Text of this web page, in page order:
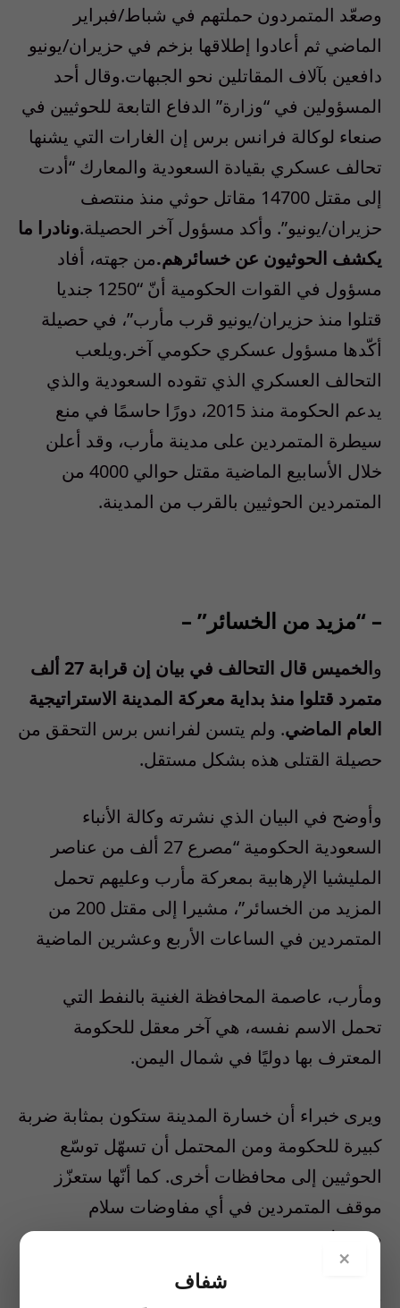
وصعّد المتمردون حملتهم في شباط/فبراير
الماضي ثم أعادوا إطلاقها بزخم في حزيران/يونيو
دافعين بآلاف المقاتلين نحو الجبهات.وقال أحد
المسؤولين في “وزارة” الدفاع التابعة للحوثيين في
صنعاء لوكالة فرانس برس إن الغارات التي يشنها
تحالف عسكري بقيادة السعودية والمعارك “أدت
إلى مقتل 14700 مقاتل حوثي منذ منتصف
حزيران/يونيو”. وأكد مسؤول آخر الحصيلة.ونادرا ما
يكشف الحوثيون عن خسائرهم.من جهته، أفاد
مسؤول في القوات الحكومية أنّ “1250 جنديا
قتلوا منذ حزيران/يونيو قرب مأرب”، في حصيلة
أكّدها مسؤول عسكري حكومي آخر.ويلعب
التحالف العسكري الذي تقوده السعودية والذي
يدعم الحكومة منذ 2015، دورًا حاسمًا في منع
سيطرة المتمردين على مدينة مأرب، وقد أعلن
خلال الأسابيع الماضية مقتل حوالي 4000 من
المتمردين الحوثيين بالقرب من المدينة.
– “مزيد من الخسائر” –
و
الخميس قال التحالف في بيان إن قرابة 27 ألف
متمرد قتلوا منذ بداية معركة المدينة الاستراتيجية
العام الماضي. ولم يتسن لفرانس برس التحقق من
حصيلة القتلى هذه بشكل مستقل.
وأوضح في البيان الذي نشرته وكالة الأنباء
السعودية الحكومية “مصرع 27 ألف من عناصر
المليشيا الإرهابية بمعركة مأرب وعليهم تحمل
المزيد من الخسائر”، مشيرا إلى مقتل 200 من
المتمردين في الساعات الأربع وعشرين الماضية
ومأرب، عاصمة المحافظة الغنية بالنفط التي
تحمل الاسم نفسه، هي آخر معقل للحكومة
المعترف بها دوليًا في شمال اليمن.
ويرى خبراء أن خسارة المدينة ستكون بمثابة ضربة
كبيرة للحكومة ومن المحتمل أن تسهّل توسّع
الحوثيين إلى محافظات أخرى. كما أنّها ستعزّز
موقف المتمردين في أي مفاوضات سلام
مستقبلية.
وتكتسب المعركة للسيطرة على مأرب أهمية
×
شفاف